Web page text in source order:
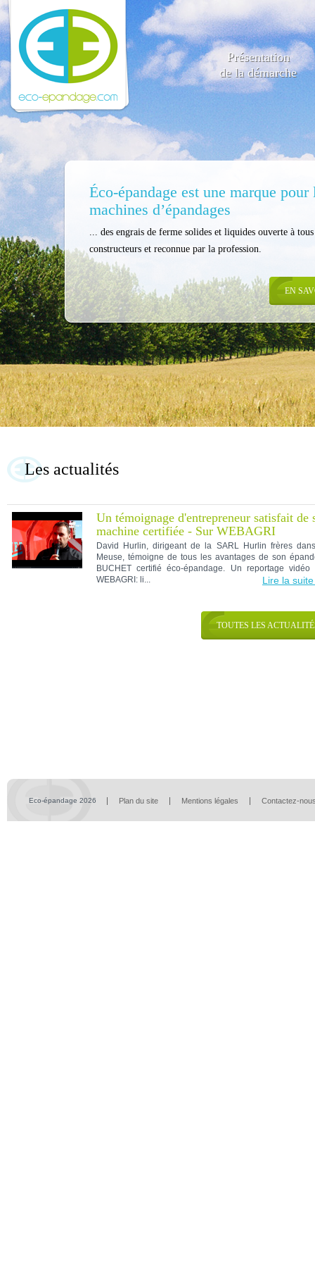
Présentation
de la démarche
Éco-épandage est une marque pour
machines d’épandages
... des engrais de ferme solides et liquides ouverte à tous
constructeurs et reconnue par la profession.
EN
Les actualités
Un témoignage d'entrepreneur satisfait de
machine certifiée - Sur WEBAGRI
David Hurlin, dirigeant de la SARL Hurlin frères
Meuse, témoigne de tous les avantages de son
BUCHET certifié éco-épandage. Un reportage vidéo
WEBAGRI: li...
Lire la
TOUTES LES
Eco-épandage 2026 Plan du site Mentions légales Contactez-